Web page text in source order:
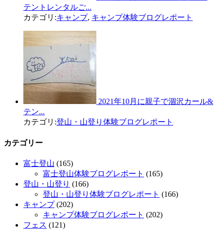
テントレンタルご...
カテゴリ:キャンプ, キャンプ体験ブログレポート
2021年10月に親子で涸沢カール&
テン...
カテゴリ:登山・山登り体験ブログレポート
カテゴリー
富士登山 (165)
富士登山体験ブログレポート (165)
登山・山登り (166)
登山・山登り体験ブログレポート (166)
キャンプ(202)
キャンプ体験ブログレポート (202)
フェス (121)